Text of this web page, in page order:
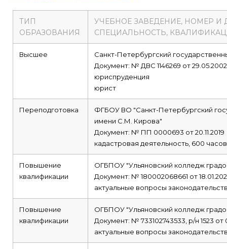
ТИП
ОБРАЗОВАНИЯ
УЧЕБНОЕ ЗАВЕДЕНИЕ, НОМЕР
СПЕЦИАЛЬНОСТЬ,
Высшее
Санкт-Петербургский
Документ: № ДВС 1146269 от 29.05.2002
юриспруденция
юрист
Переподготовка
ФГБОУ ВО "Санкт-Петербургский
имени С.М. Кирова"
Документ: № ПП 0000693 от 20.11.2019
кадастровая деятельность, 600 часов
Повышение
квалификации
ОГБПОУ "Ульяновский колледж
Документ: № 180002068661 от
актуальные вопросы
Повышение
квалификации
ОГБПОУ "Ульяновский колледж
Документ: № 733102743533, р/н 1523 от
актуальные вопросы